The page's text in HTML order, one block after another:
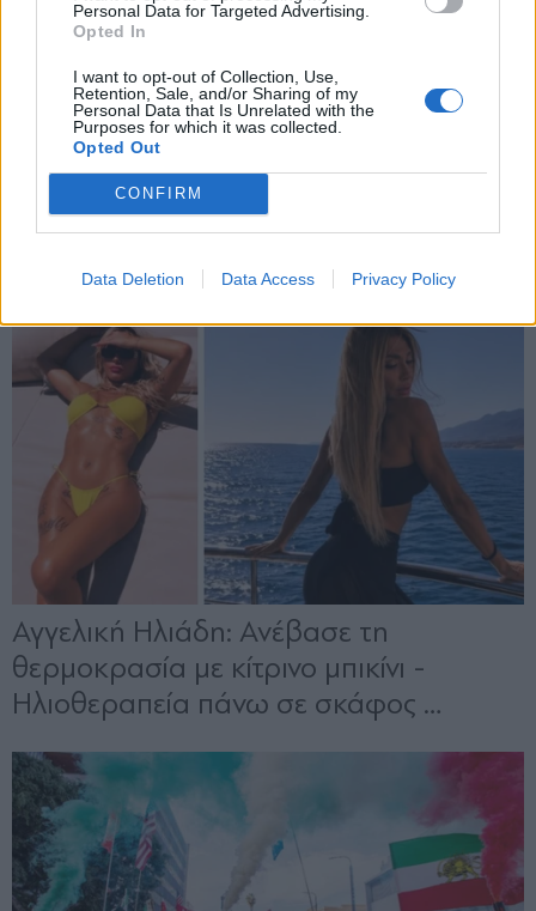
Personal Data for Targeted Advertising.
Opted In
I want to opt-out of Collection, Use,
Retention, Sale, and/or Sharing of my
Personal Data that Is Unrelated with the
Purposes for which it was collected.
Opted Out
CONFIRM
Data Deletion Data Access Privacy Policy
X